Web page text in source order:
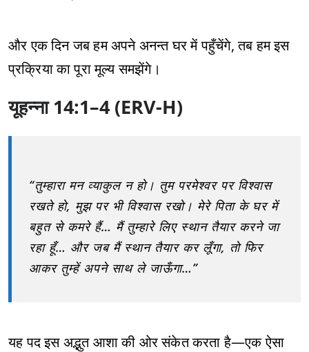
और एक दिन जब हम अपने अनन्त घर में पहुँचेंगे, तब हम इस
प्रक्रिया का पूरा मूल्य समझेंगे।
यूहन्ना 14:1–4 (ERV-H)
“तुम्हारा मन व्याकुल न हो। तुम परमेश्वर पर विश्वास
रखते हो, मुझ पर भी विश्वास रखो। मेरे पिता के घर में
बहुत से कमरे हैं… मैं तुम्हारे लिए स्थान तैयार करने जा
रहा हूँ… और जब मैं स्थान तैयार कर लूँगा, तो फिर
आकर तुम्हें अपने साथ ले जाऊँगा…”
यह पद इस अद्भुत आशा की ओर संकेत करता है—एक ऐसा